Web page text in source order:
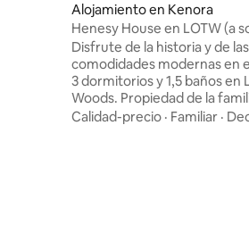
Alojamiento en Kenora
Henesy House en LOTW (a
2 minutos del pueblo)
Disfrute de la historia y de las
comodidades modernas en
3 dormitorios y 1,5 baños en
Woods. Propiedad de la
en el siglo XIX, esta
Calidad-precio · Familiar ·